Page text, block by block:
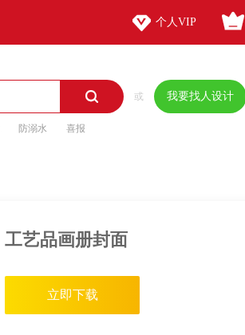
 个人VIP 
 或 我要找人设计
防溺水 喜报
工艺品画册封面
立即下载